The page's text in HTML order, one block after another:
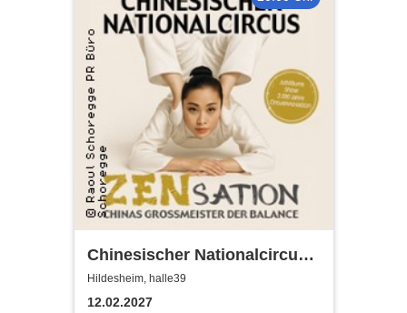
Chinesischer Nationalcircus -
ZENsation - Chinas
Grossmeister der Balance
Hildesheim, halle39
12.02.2027